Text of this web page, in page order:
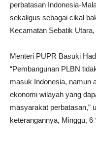
perbatasan Indonesia-
sekaligus sebagai cikal
Kecamatan Sebatik
Menteri PUPR Basuki
“Pembangunan PLBN
masuk Indonesia, namun
ekonomi wilayah yang
masyarakat perbatasan,”
keterangannya, Minggu, 6